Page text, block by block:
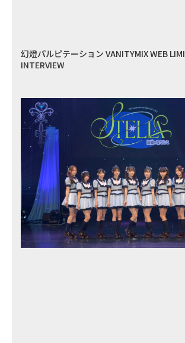
幻燈パルピテーション VANITYMIX WEB
INTERVIEW